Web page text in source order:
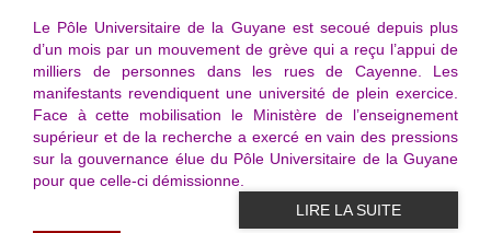
Le Pôle Universitaire de la Guyane est secoué depuis plus
d’un mois par un mouvement de grève qui a reçu l’appui de
milliers de personnes dans les rues de Cayenne. Les
manifestants revendiquent une université de plein exercice.
Face à cette mobilisation le Ministère de l’enseignement
supérieur et de la recherche a exercé en vain des pressions
sur la gouvernance élue du Pôle Universitaire de la Guyane
pour que celle-ci démissionne.
LIRE LA SUITE